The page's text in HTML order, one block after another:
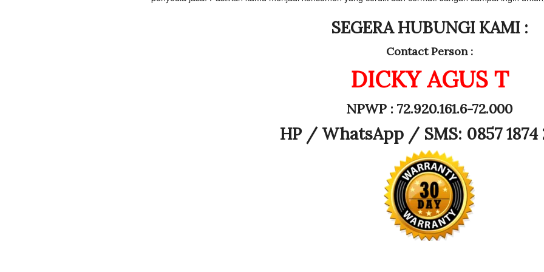
SEGERA HUBUNGI KAMI :
Contact Person :
DICKY AGUS T
NPWP : 72.920.161.6-72.000
HP / WhatsApp / SMS: 0857 1874